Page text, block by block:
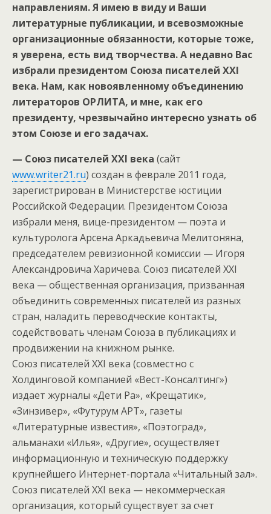
направлениям. Я имею в виду и Ваши
литературные публикации, и всевозможные
организационные обязанности, которые тоже,
я уверена, есть вид творчества. А недавно Вас
избрали президентом Союза писателей ХХI
века. Нам, как новоявленному объединению
литераторов ОРЛИТА, и мне, как его
президенту, чрезвычайно интересно узнать об
этом Союзе и его задачах.
— Союз писателей ХХI века (сайт
www.writer21.ru) создан в феврале 2011 года,
зарегистрирован в Министерстве юстиции
Российской Федерации. Президентом Союза
избрали меня, вице-президентом — поэта и
культуролога Арсена Аркадьевича Мелитоняна,
председателем ревизионной комиссии — Игоря
Александровича Харичева. Союз писателей ХХI
века — общественная организация, призванная
объединить современных писателей из разных
стран, наладить переводческие контакты,
содействовать членам Союза в публикациях и
продвижении на книжном рынке.
Союз писателей ХХI века (совместно с
Холдинговой компанией «Вест-Консалтинг»)
издает журналы «Дети Ра», «Крещатик»,
«Зинзивер», «Футурум АРТ», газеты
«Литературные известия», «Поэтоград»,
альманахи «Илья», «Другие», осуществляет
информационную и техническую поддержку
крупнейшего Интернет-портала «Читальный зал».
Союз писателей ХХI века — некоммерческая
организация, который существует за счет